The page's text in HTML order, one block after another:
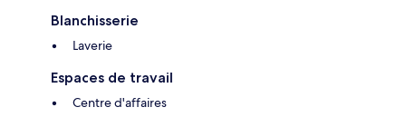
Blanchisserie
Laverie
Espaces de travail
Centre d'affaires